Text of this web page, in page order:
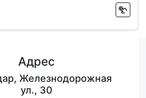
Адрес
Железнодорожная
ул., 30